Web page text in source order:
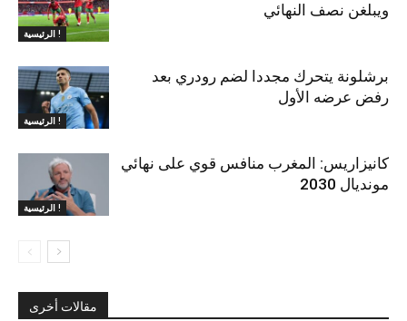
الرئيسية !
ويبلغن نصف النهائي
الرئيسية !
برشلونة يتحرك مجددا لضم رودري بعد
رفض عرضه الأول
الرئيسية !
كانيزاريس: المغرب منافس قوي على نهائي
مونديال 2030
مقالات أخرى